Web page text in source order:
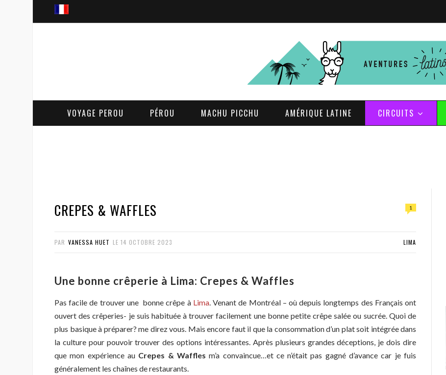
VOYAGE PEROU PÉROU MACHU PICCHU AMÉRIQUE LATINE CIRCUITS
CREPES & WAFFLES 1
PAR VANESSA HUET LE 14 OCTOBRE 2023 LIMA
Une bonne crêperie à Lima: Crepes & Waffles
Pas facile de trouver une bonne crêpe à Lima. Venant de Montréal – où depuis longtemps des Français ont
ouvert des crêperies- je suis habituée à trouver facilement une bonne petite crêpe salée ou sucrée. Quoi de
plus basique à préparer? me direz vous. Mais encore faut il que la consommation d’un plat soit intégrée dans
la culture pour pouvoir trouver des options intéressantes. Après plusieurs grandes déceptions, je dois dire
que mon expérience au Crepes & Wafflesm’a convaincue…et ce n’était pas gagné d’avance car je fuis
généralement les chaînes de restaurants.